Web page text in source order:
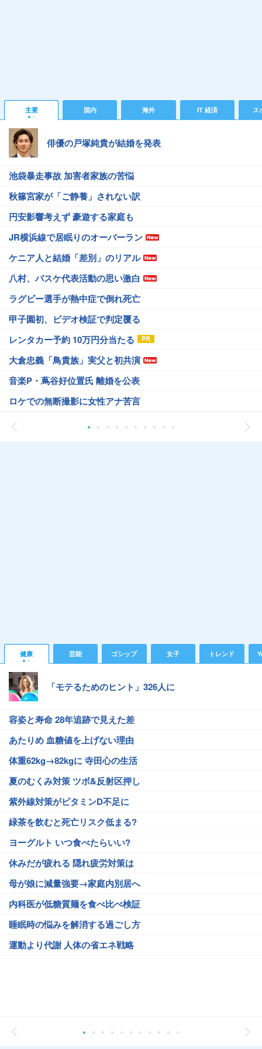
主要 国内 海外 IT 経済 ス
俳優の戸塚純貴が結婚を発表
池袋暴走事故 加害者家族の苦悩
秋篠宮家が「ご静養」されない訳
円安影響考えず 豪遊する家庭も
JR横浜線で居眠りのオーバーラン
ケニア人と結婚「差別」のリアル
八村、バスケ代表活動の思い激白
ラグビー選手が熱中症で倒れ死亡
甲子園初、ビデオ検証で判定覆る
レンタカー予約 10万円分当たる
大倉忠義「鳥貴族」実父と初共演
音楽P・蔦谷好位置氏 離婚を公表
ロケでの無断撮影に女性アナ苦言
健康 芸能 ゴシップ 女子 トレンド
「モテるためのヒント」326人に
容姿と寿命 28年追跡で見えた差
あたりめ 血糖値を上げない理由
体重62kg→82kgに 寺田心の生活
夏のむくみ対策 ツボ&反射区押し
紫外線対策がビタミンD不足に
緑茶を飲むと死亡リスク低まる?
ヨーグルト いつ食べたらいい?
休みだが疲れる 隠れ疲労対策は
母が娘に減量強要→家庭内別居へ
内科医が低糖質麺を食べ比べ検証
睡眠時の悩みを解消する過ごし方
運動より代謝 人体の省エネ戦略